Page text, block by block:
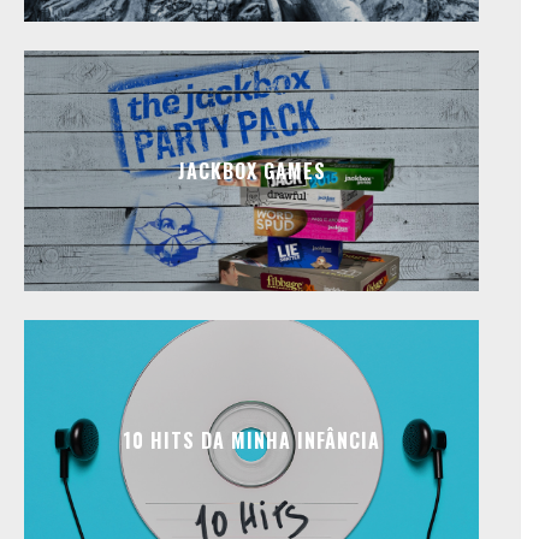
JACKBOX GAMES
10 HITS DA MINHA INFÂNCIA